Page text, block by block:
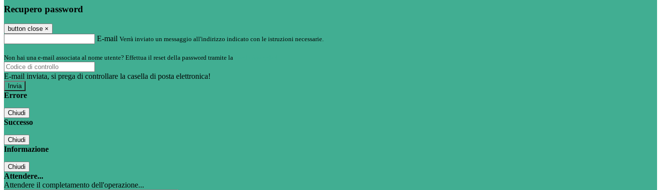
Recupero password
button close ×
E-mail Verrà inviato un messaggio all'indirizzo indicato con le istruzioni necessarie.
Non hai una e-mail associata al nome utente? Effettua il reset della password tramite la
E-mail inviata, si prega di controllare la casella di posta elettronica!
Errore
Chiudi
Successo
Chiudi
Informazione
Chiudi
Attendere...
Attendere il completamento dell'operazione...